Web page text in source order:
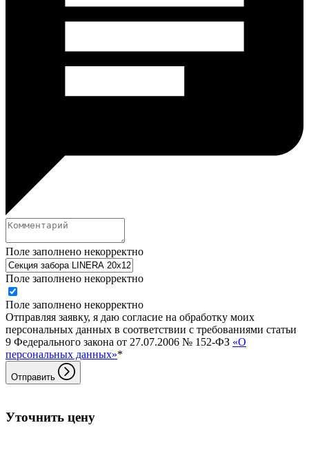
Поле заполнено некорректно
Поле заполнено некорректно
Поле заполнено некорректно
Отправляя заявку, я даю согласие на обработку моих
персональных данных в соответствии с требованиями статьи
9 Федерального закона от 27.07.2006 № 152-ФЗ «О
персональных данных»*
Отправить
Уточнить цену